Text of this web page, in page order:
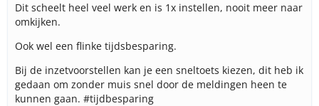
Dit scheelt heel veel werk en is 1x instellen, nooit meer naar
omkijken.
Ook wel een flinke tijdsbesparing.
Bij de inzetvoorstellen kan je een sneltoets kiezen, dit heb ik
gedaan om zonder muis snel door de meldingen heen te
kunnen gaan. #tijdbesparing